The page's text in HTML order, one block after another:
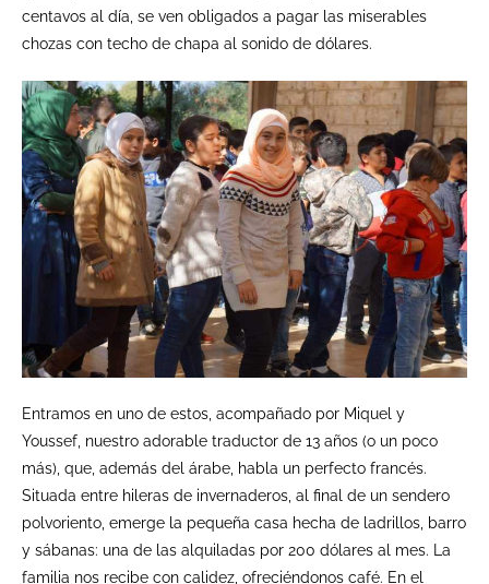
centavos al día, se ven obligados a pagar las miserables
chozas con techo de chapa al sonido de dólares.
Entramos en uno de estos, acompañado por Miquel y
Youssef, nuestro adorable traductor de 13 años (o un poco
más), que, además del árabe, habla un perfecto francés.
Situada entre hileras de invernaderos, al final de un sendero
polvoriento, emerge la pequeña casa hecha de ladrillos, barro
y sábanas: una de las alquiladas por 200 dólares al mes. La
familia nos recibe con calidez, ofreciéndonos café. En el